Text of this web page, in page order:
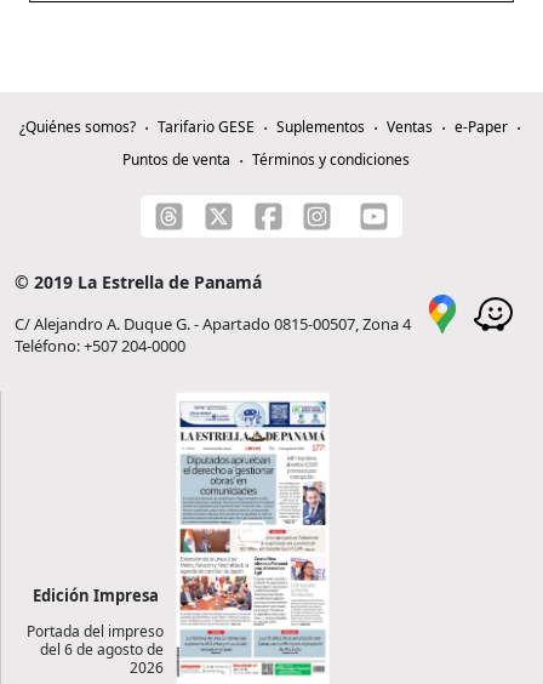
¿Quiénes somos? Tarifario GESE Suplementos Ventas
e-Paper
Puntos de venta
Términos y condiciones
© 2019 La Estrella de Panamá
C/ Alejandro A. Duque G. - Apartado 0815-00507, Zona 4
Teléfono: +507 204-0000
Edición Impresa
Portada del impreso
del 6 de agosto de
2026